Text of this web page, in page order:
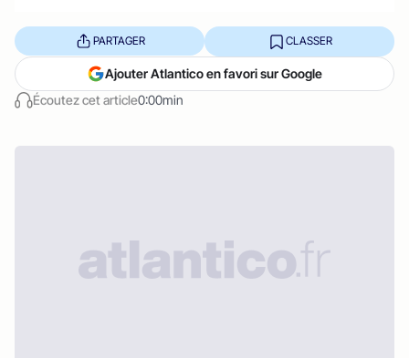
Écoutez cet article0:00min
PARTAGER CLASSER
Ajouter Atlantico en favori sur Google